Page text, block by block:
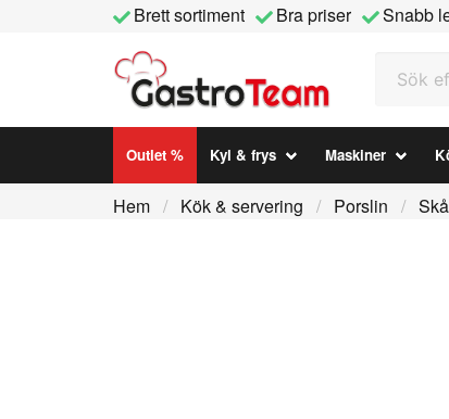
Brett sortiment Bra priser
Snabb
Outlet % Kyl & frys Maskiner
Hem Kök & servering Porslin